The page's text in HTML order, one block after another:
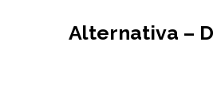
Alternativa –